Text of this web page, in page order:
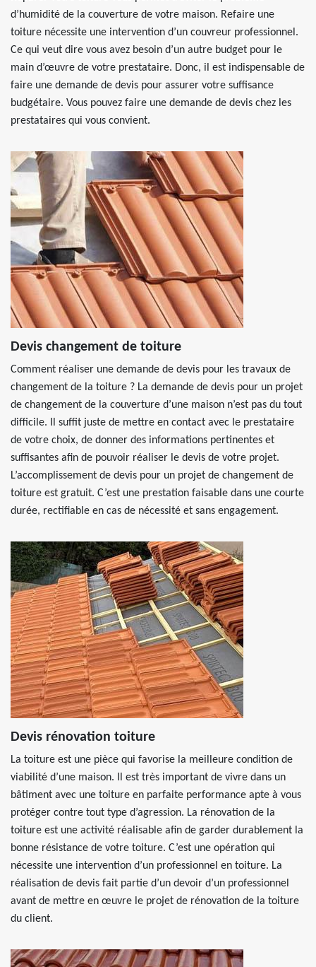
d’humidité de la couverture de votre maison. Refaire une
toiture nécessite une intervention d’un couvreur professionnel.
Ce qui veut dire vous avez besoin d’un autre budget pour le
main d’œuvre de votre prestataire. Donc, il est indispensable de
faire une demande de devis pour assurer votre suffisance
budgétaire. Vous pouvez faire une demande de devis chez les
prestataires qui vous convient.
Devis changement de toiture
Comment réaliser une demande de devis pour les travaux de
changement de la toiture ? La demande de devis pour un projet
de changement de la couverture d’une maison n’est pas du tout
difficile. Il suffit juste de mettre en contact avec le prestataire
de votre choix, de donner des informations pertinentes et
suffisantes afin de pouvoir réaliser le devis de votre projet.
L’accomplissement de devis pour un projet de changement de
toiture est gratuit. C’est une prestation faisable dans une courte
durée, rectifiable en cas de nécessité et sans engagement.
Devis rénovation toiture
La toiture est une pièce qui favorise la meilleure condition de
viabilité d’une maison. Il est très important de vivre dans un
bâtiment avec une toiture en parfaite performance apte à vous
protéger contre tout type d’agression. La rénovation de la
toiture est une activité réalisable afin de garder durablement la
bonne résistance de votre toiture. C’est une opération qui
nécessite une intervention d’un professionnel en toiture. La
réalisation de devis fait partie d’un devoir d’un professionnel
avant de mettre en œuvre le projet de rénovation de la toiture
du client.